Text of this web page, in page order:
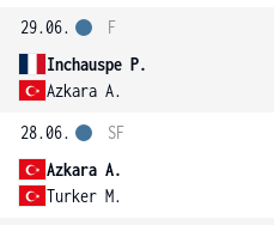
29.06.
Inchauspe P.
Azkara A.
F
28.06.
Azkara A.
Turker M.
SF